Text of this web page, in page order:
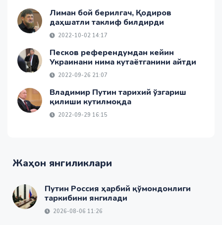
Лиман бой берилгач, Қодиров
даҳшатли таклиф билдирди
2022-10-02 14:17
Песков референдумдан кейин
Украинани нима кутаётганини айтди
2022-09-26 21:07
Владимир Путин тарихий ўзгариш
қилиши кутилмоқда
2022-09-29 16:15
Жаҳон янгиликлари
Путин Россия ҳарбий қўмондонлиги
таркибини янгилади
2026-08-06 11:26